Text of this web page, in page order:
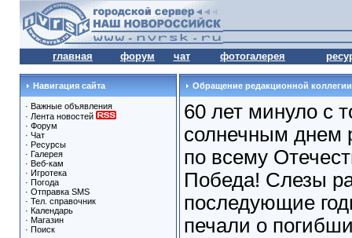
главная форум чат фотогалерея
Навигация сайта
· Важные объявления
· Лента новостей
· Форум
· Чат
· Ресурсы
· Галерея
· Веб-кам
· Игротека
· Погода
· Отправка SMS
· Тел. справочник
· Календарь
· Магазин
· Поиск
Обращение редакционной
60 лет минуло с
солнечным днем
по всему
Победа! Слезы
последующие
печали о